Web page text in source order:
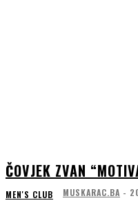
ČOVJEK ZVAN
MEN'S CLUB MUSKARAC.BA -